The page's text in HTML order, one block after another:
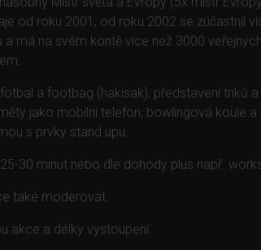
od roku 2001, od roku 2002 se zúčastnil
má na svém kontě více než 3000
a footbag (hakisak), představení triků
jako mobilní telefon, bowlingová koule
s prvky stand upu.
30 minut nebo dle dohody plus např.
také moderovat.
akce a délky vystoupení.